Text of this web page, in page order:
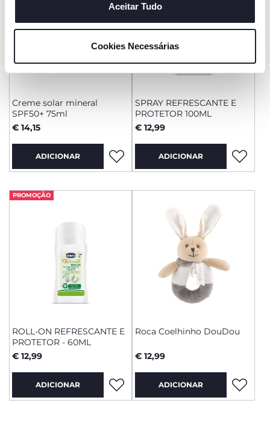
consentimento de todos ou de alguns cookies, clique em
"mostrar detalhes". Ao fechar este aviso, está a
são necessários e essenciais para garantir o
funcionamento desta página.
Aceitar Tudo
Cookies Necessárias
Creme solar mineral
SPF50+ 75ml
€ 14,15
ADICIONAR
SPRAY REFRESCANTE E
PROTETOR 100ML
€ 12,99
ADICIONAR
PROMOÇÃO
ROLL-ON REFRESCANTE E
PROTETOR - 60ML
€ 12,99
ADICIONAR
Roca Coelhinho DouDou
€ 12,99
ADICIONAR